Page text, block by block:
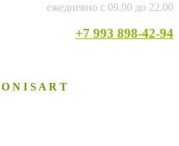
ежедневно с 09.00 до 22.00
+7 993 898-42-94
N I S A R T